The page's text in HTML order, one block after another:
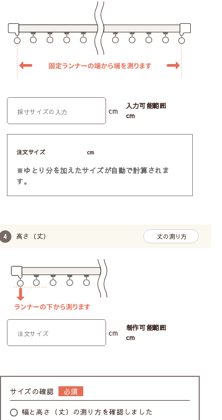
cm
入力可能範囲
cm
注文サイズ cm
※ゆとり分を加えたサイズが自動で計算されま
す。
高さ（丈） 丈の測り方
cm
制作可能範囲
cm
サイズの確認
幅と高さ（丈）の測り方を確認しました